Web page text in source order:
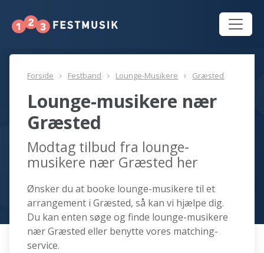
Forside Festband Lounge-Musikere Græsted
Lounge-musikere nær
Græsted
Modtag tilbud fra lounge-
musikere nær Græsted her
Ønsker du at booke lounge-musikere til et
arrangement i Græsted, så kan vi hjælpe dig.
Du kan enten søge og finde lounge-musikere
nær Græsted eller benytte vores matching-
service.